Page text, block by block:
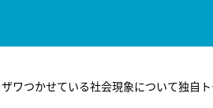
ワつかせている社会現象について独自